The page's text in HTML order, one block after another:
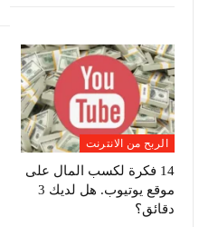
الربح من الانترنت
14 فكرة لكسب المال على
موقع يوتيوب. هل لديك 3
دقائق؟